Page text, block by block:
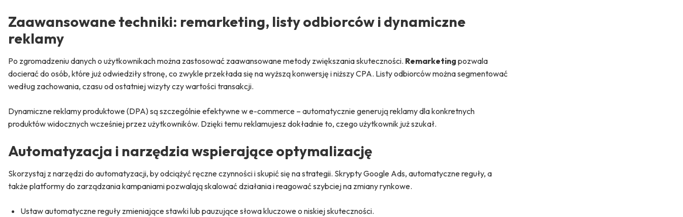
Zaawansowane techniki: remarketing, listy odbiorców i dynamiczne
reklamy
Po zgromadzeniu danych o użytkownikach można zastosować zaawansowane metody zwiększania skuteczności. Remarketing pozwala
docierać do osób, które już odwiedziły stronę, co zwykle przekłada się na wyższą konwersję i niższy CPA. Listy odbiorców można segmentować
według zachowania, czasu od ostatniej wizyty czy wartości transakcji.
Dynamiczne reklamy produktowe (DPA) są szczególnie efektywne w e-commerce – automatycznie generują reklamy dla konkretnych
produktów widocznych wcześniej przez użytkowników. Dzięki temu reklamujesz dokładnie to, czego użytkownik już szukał.
Automatyzacja i narzędzia wspierające optymalizację
Skorzystaj z narzędzi do automatyzacji, by odciążyć ręczne czynności i skupić się na strategii. Skrypty Google Ads, automatyczne reguły, a
także platformy do zarządzania kampaniami pozwalają skalować działania i reagować szybciej na zmiany rynkowe.
Ustaw automatyczne reguły zmieniające stawki lub pauzujące słowa kluczowe o niskiej skuteczności.